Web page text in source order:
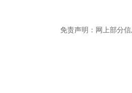
免责声明：网上部分